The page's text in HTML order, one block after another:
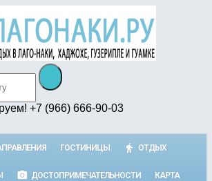
+7 (966) 666-90-03
ГОСТИНИЦЫ ОТДЫХ
ДОСТОПРИМЕЧАТЕЛЬНОСТИ КАРТА